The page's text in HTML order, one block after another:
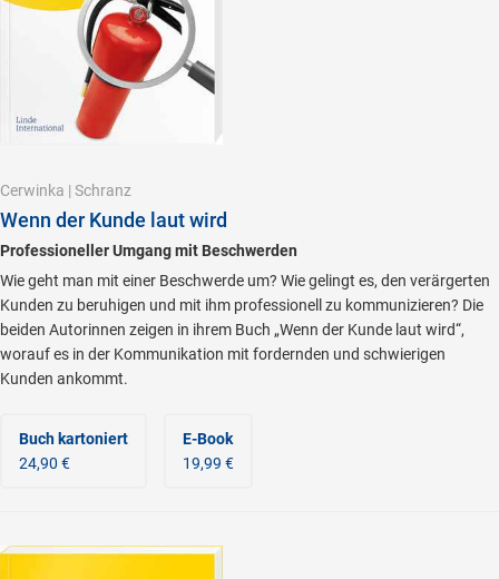
Cerwinka | Schranz
Wenn der Kunde laut wird
Professioneller Umgang mit Beschwerden
Wie geht man mit einer Beschwerde um? Wie gelingt es, den verärgerten
Kunden zu beruhigen und mit ihm professionell zu kommunizieren? Die
beiden Autorinnen zeigen in ihrem Buch „Wenn der Kunde laut wird“,
worauf es in der Kommunikation mit fordernden und schwierigen
Kunden ankommt.
Buch kartoniert
24,90 €
E-Book
19,99 €